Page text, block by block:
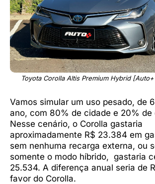
Toyota Corolla Altis Premium Hybrid
Vamos simular um uso pesado, de
ano, com 80% de cidade e 20% de
Nesse cenário, o Corolla gastaria
aproximadamente R$ 23.384 em
sem nenhuma recarga externa, ou
somente o modo híbrido, gastaria
25.534. A diferença anual seria de
favor do Corolla.